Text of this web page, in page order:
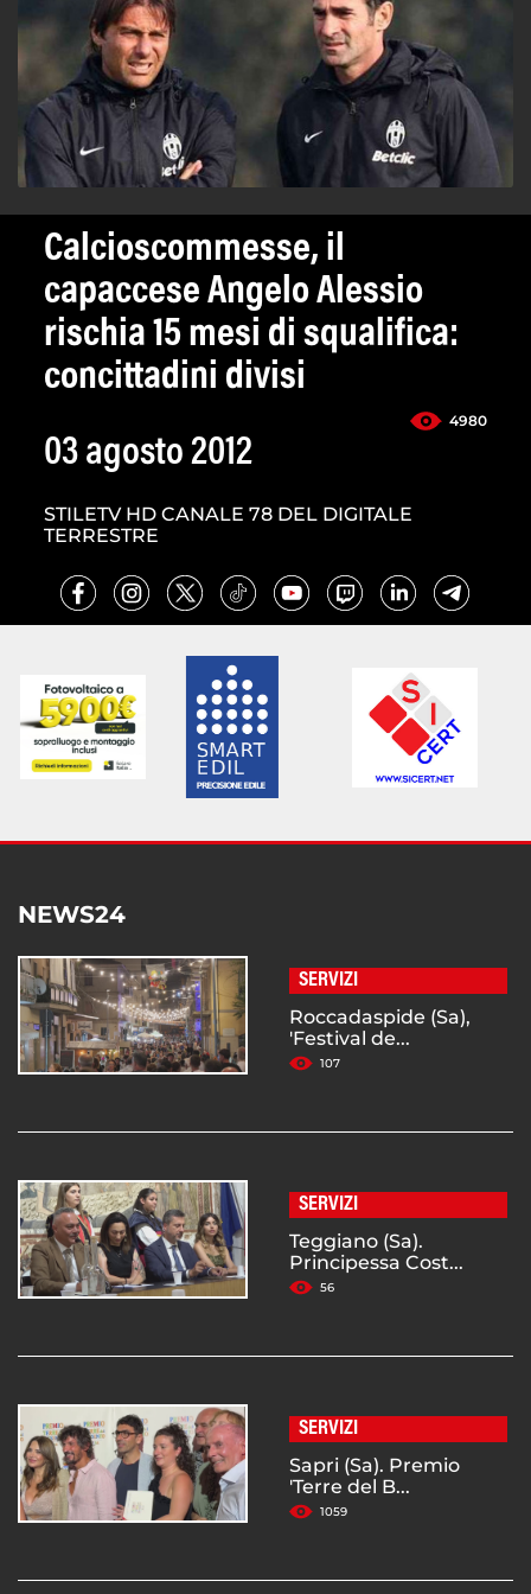
Calcioscommesse, il
capaccese Angelo Alessio
rischia 15 mesi di squalifica:
concittadini divisi
4980
03 agosto 2012
STILETV HD CANALE 78 DEL DIGITALE
TERRESTRE
NEWS24
SERVIZI
Roccadaspide (Sa),
'Festival de...
107
SERVIZI
Teggiano (Sa).
Principessa Cost...
56
SERVIZI
Sapri (Sa). Premio
'Terre del B...
1059